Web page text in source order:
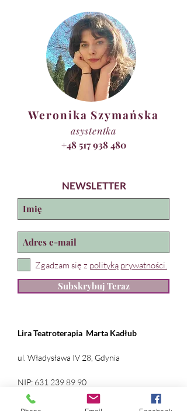
Weronika Szymańska
asystentka
+48 517 938 480
NEWSLETTER
Zgadzam się z polityką prywatności.
Subskrybuj Teraz
Lira Teatroterapia Marta Kadłub
ul. Władysława IV 28, Gdynia
NIP: 631 239 89 90
REGON: 384 169 490